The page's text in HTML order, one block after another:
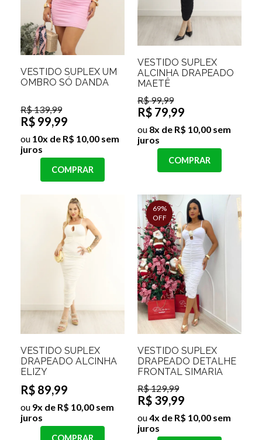
VESTIDO SUPLEX UM
OMBRO SÓ DANDA
R$ 139,99
R$ 99,99
ou 10x de R$ 10,00 sem
juros
COMPRAR
VESTIDO SUPLEX
ALCINHA DRAPEADO
MAETÊ
R$ 99,99
R$ 79,99
ou 8x de R$ 10,00 sem
juros
COMPRAR
VESTIDO SUPLEX
DRAPEADO ALCINHA
ELIZY
R$ 89,99
ou 9x de R$ 10,00 sem
juros
69%
OFF
VESTIDO SUPLEX
DRAPEADO DETALHE
FRONTAL SIMARIA
R$ 129,99
R$ 39,99
ou4x de R$ 10,00 sem
juros